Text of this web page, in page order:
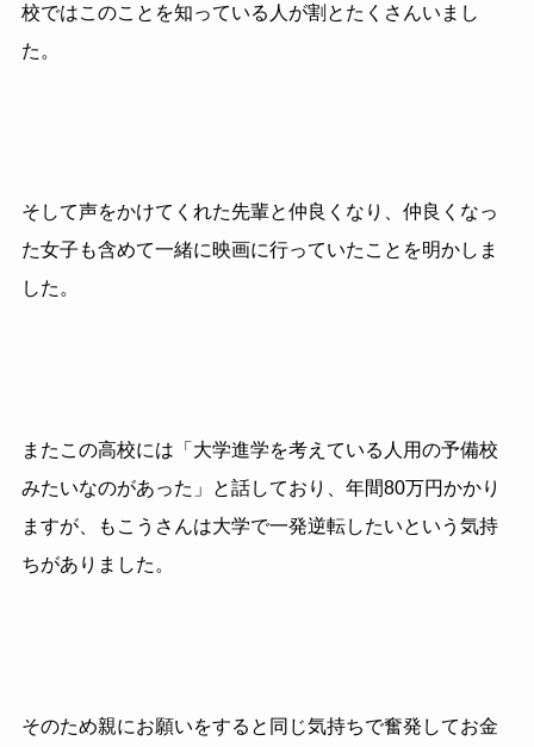
校ではこのことを知っている人が割とたくさんいまし
た。
そして声をかけてくれた先輩と仲良くなり、仲良くなっ
た女子も含めて一緒に映画に行っていたことを明かしま
した。
またこの高校には「大学進学を考えている人用の予備校
みたいなのがあった」と話しており、年間80万円かかり
ますが、もこうさんは大学で一発逆転したいという気持
ちがありました。
そのため親にお願いをすると同じ気持ちで奮発してお金